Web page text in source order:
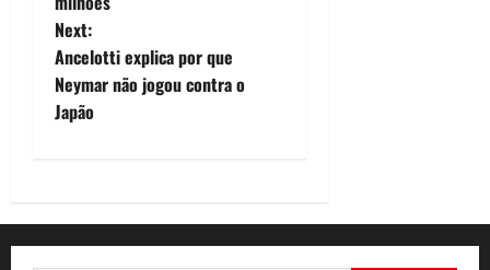
Calçados,
no
município
150 novos
postos de
s
t
n
i
Next:
Ancelotti explica por que
Neymar não jogou contra o
Japão